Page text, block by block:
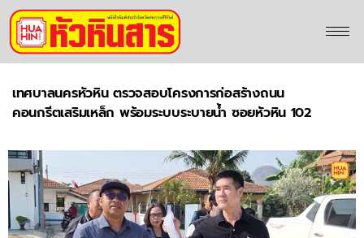
เทศบาลนครหัวหิน ตรวจสอบโครงการก่อสร้างถนน
คอนกรีตเสริมเหล็ก พร้อมระบบระบายน้ำ ซอยหัวหิน 102